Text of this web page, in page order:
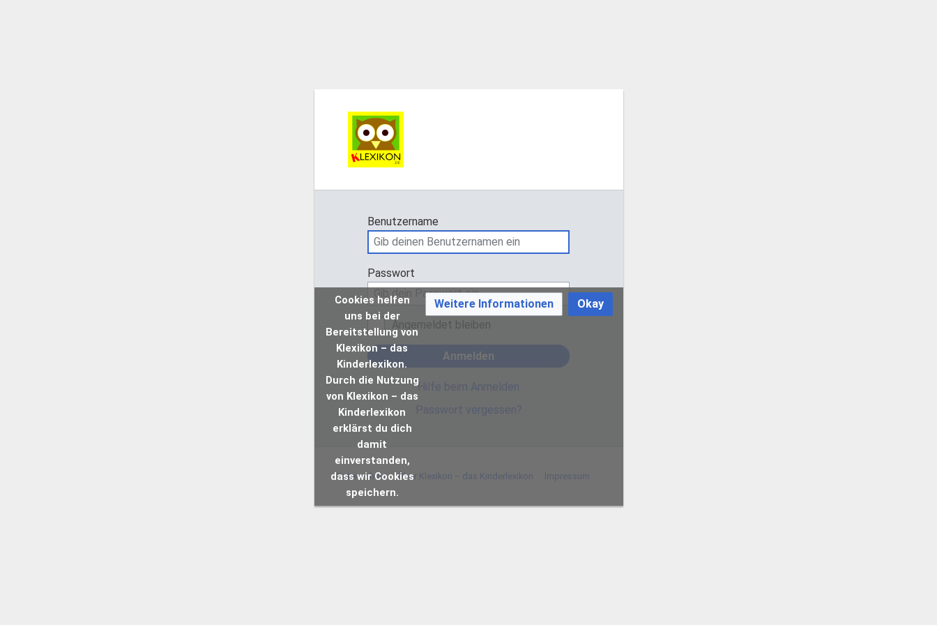
Benutzername
Passwort
Angemeldet bleiben
Anmelden
Hilfe beim Anmelden
Passwort vergessen?
Datenschutz Über Klexikon – das Kinderlexikon Impressum
Cookies helfen
uns bei der
Bereitstellung von
Klexikon – das
Kinderlexikon.
Durch die Nutzung
von Klexikon – das
Kinderlexikon
erklärst du dich
damit
einverstanden,
dass wir Cookies
speichern.
Weitere Informationen Okay